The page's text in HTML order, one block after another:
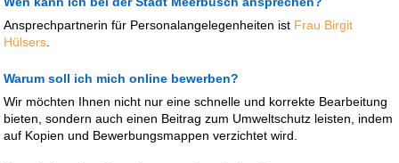
Ansprechpartnerin für Personalangelegenheiten ist Frau Birgit
Hülsers
Warum soll ich mich online bewerben?
Wir möchten Ihnen nicht nur eine schnelle und korrekte Bearbeitung
bieten, sondern auch einen Beitrag zum Umweltschutz leisten, indem
auf Kopien und Bewerbungsmappen verzichtet wird.